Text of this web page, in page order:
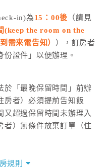
6:00
in)為15：00後 （請見
(keep the room on the
需來電告知）
），訂房者
證件」以便辦理。
於「最晚保留時間」前辦
房者）必須提前告知飯
又超過保留時間未辦理入
者）無條件放棄訂單（住
規則